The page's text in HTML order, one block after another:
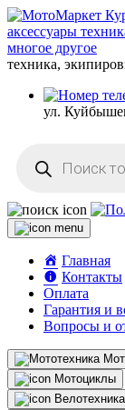
техника,
ул.
товаров
Главная
Контакты
Оплата
Гарантия и
Вопросы и
Мотоциклы
Велотехника